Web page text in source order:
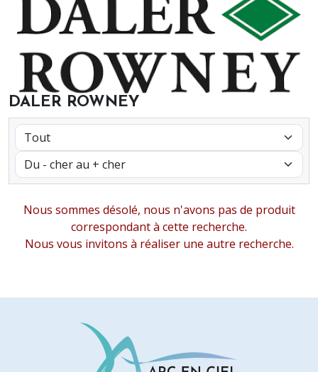
DALER ROWNEY
Nous sommes désolé, nous n'avons pas de produit
correspondant à cette recherche.
Nous vous invitons à réaliser une autre recherche.